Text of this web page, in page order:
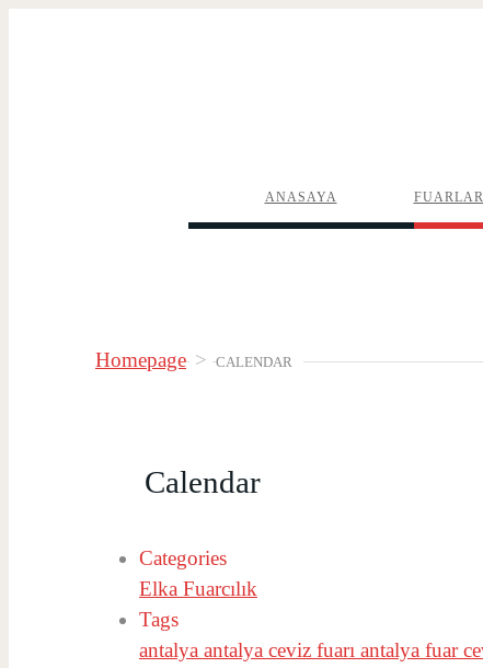
ANASAYA
Homepage > CALENDAR
Calendar
Categories
Elka Fuarcılık
Tags
antalya antalya ceviz fuarı antalya fuar